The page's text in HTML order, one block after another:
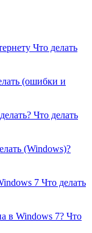
Что делать
(ошибки и
Что делать
(Windows)?
7 Что делать
в Windows 7? Что